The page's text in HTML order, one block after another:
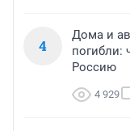
4
Дома и
погибли:
Россию
4 929